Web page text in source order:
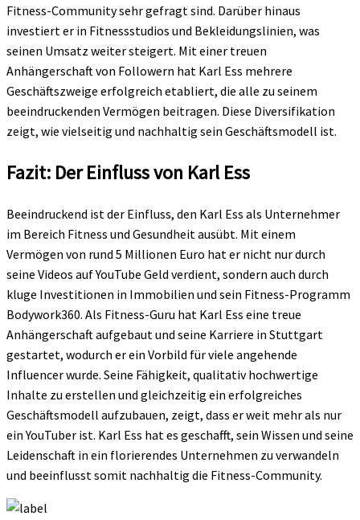
Fitness-Community sehr gefragt sind. Darüber hinaus
investiert er in Fitnessstudios und Bekleidungslinien, was
seinen Umsatz weiter steigert. Mit einer treuen
Anhängerschaft von Followern hat Karl Ess mehrere
Geschäftszweige erfolgreich etabliert, die alle zu seinem
beeindruckenden Vermögen beitragen. Diese Diversifikation
zeigt, wie vielseitig und nachhaltig sein Geschäftsmodell ist.
Fazit: Der Einfluss von Karl Ess
Beeindruckend ist der Einfluss, den Karl Ess als Unternehmer
im Bereich Fitness und Gesundheit ausübt. Mit einem
Vermögen von rund 5 Millionen Euro hat er nicht nur durch
seine Videos auf YouTube Geld verdient, sondern auch durch
kluge Investitionen in Immobilien und sein Fitness-Programm
Bodywork360. Als Fitness-Guru hat Karl Ess eine treue
Anhängerschaft aufgebaut und seine Karriere in Stuttgart
gestartet, wodurch er ein Vorbild für viele angehende
Influencer wurde. Seine Fähigkeit, qualitativ hochwertige
Inhalte zu erstellen und gleichzeitig ein erfolgreiches
Geschäftsmodell aufzubauen, zeigt, dass er weit mehr als nur
ein YouTuber ist. Karl Ess hat es geschafft, sein Wissen und seine
Leidenschaft in ein florierendes Unternehmen zu verwandeln
und beeinflusst somit nachhaltig die Fitness-Community.